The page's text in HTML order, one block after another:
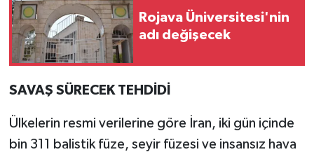
Rojava Üniversitesi'nin
adı değişecek
SAVAŞ SÜRECEK TEHDİDİ
Ülkelerin resmi verilerine göre İran, iki gün içinde
bin 311 balistik füze, seyir füzesi ve insansız hava